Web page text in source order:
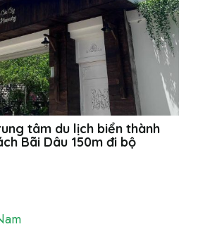
tâm du lịch biển thành
Bãi Dâu 150m đi bộ